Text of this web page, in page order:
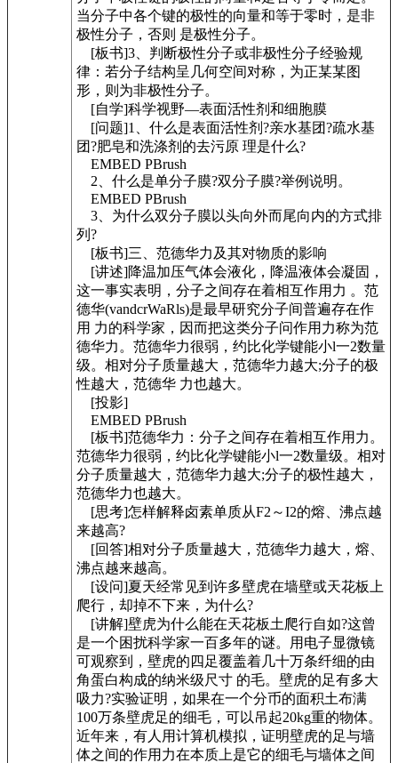
当分子中各个键的极性的向量和等于零时，是非
极性分子，否则 是极性分子。
[板书]3、判断极性分子或非极性分子经验规
律：若分子结构呈几何空间对称，为正某某图
形，则为非极性分子。
[自学]科学视野—表面活性剂和细胞膜
[问题]1、什么是表面活性剂?亲水基团?疏水基
团?肥皂和洗涤剂的去污原 理是什么?
EMBED PBrush
2、什么是单分子膜?双分子膜?举例说明。
EMBED PBrush
3、为什么双分子膜以头向外而尾向内的方式排
列?
[板书]三、范德华力及其对物质的影响
[讲述]降温加压气体会液化，降温液体会凝固，
这一事实表明，分子之间存在着相互作用力 。范
德华(vandcrWaRls)是最早研究分子间普遍存在作
用 力的科学家，因而把这类分子问作用力称为范
德华力。范德华力很弱，约比化学键能小l一2数量
级。相对分子质量越大，范德华力越大;分子的极
性越大，范德华 力也越大。
[投影]
EMBED PBrush
[板书]范德华力：分子之间存在着相互作用力。
范德华力很弱，约比化学键能小l一2数量级。相对
分子质量越大，范德华力越大;分子的极性越大，
范德华力也越大。
[思考]怎样解释卤素单质从F2～I2的熔、沸点越
来越高?
[回答]相对分子质量越大，范德华力越大，熔、
沸点越来越高。
[设问]夏天经常见到许多壁虎在墙壁或天花板上
爬行，却掉不下来，为什么?
[讲解]壁虎为什么能在天花板土爬行自如?这曾
是一个困扰科学家一百多年的谜。用电子显微镜
可观察到，壁虎的四足覆盖着几十万条纤细的由
角蛋白构成的纳米级尺寸 的毛。壁虎的足有多大
吸力?实验证明，如果在一个分币的面积土布满
100万条壁虎足的细毛，可以吊起20kg重的物体。
近年来，有人用计算机模拟，证明壁虎的足与墙
体之间的作用力在本质上是它的细毛与墙体之间